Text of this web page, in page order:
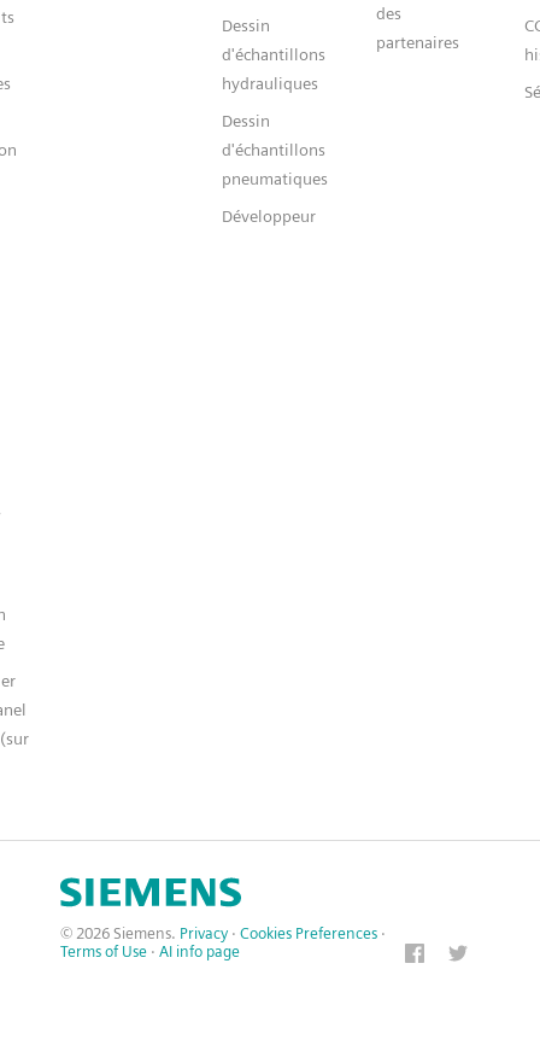
Dessin
d'échantillons
hydrauliques
Dessin
d'échantillons
pneumatiques
Développeur
des
partenaires
© 2026 Siemens. Privacy · Cookies Preferences ·
Terms of Use · AI info page